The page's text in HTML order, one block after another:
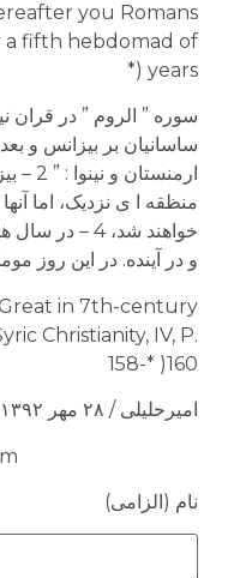
you Romans
a fifth hebdomad of
years (*
سوره ” الروم ” در
ساسانیان بر بیزانس و
منظقه ا ی نزدیک، اما
خواهند شد، 4
و در آینده. در این روز
in 7th-century
Christianity, IV, P.
158-* )160
امیرحلیلی / ۲۸ مهر ۱۳۹۲
نام (الزامی)